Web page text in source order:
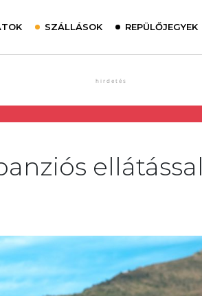
SZÁLLÁSOK REPÜLŐJEGYEK
ellátással